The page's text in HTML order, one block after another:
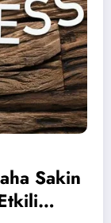
Sakin